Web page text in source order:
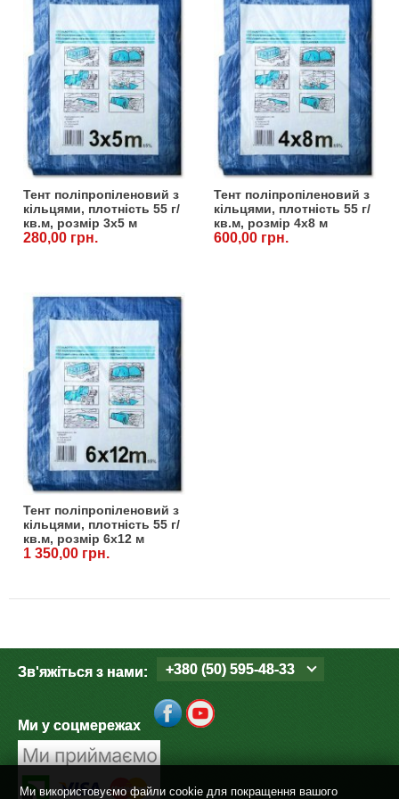
Тент поліпропіленовий з
кільцями, плотність 55 г/
кв.м, розмір 3x5 м
280,00 грн.
Тент поліпропіленовий з
кільцями, плотність 55 г/
кв.м, розмір 4x8 м
600,00 грн.
Тент поліпропіленовий з
кільцями, плотність 55 г/
кв.м, розмір 6x12 м
1 350,00 грн.
Зв'яжіться з нами: +380 (50) 595-48-33
Ми у соцмережах
Семена щавеля
Элитные семена в банках
Купить семена - хиты продаж
Архив
Ми використовуємо файли cookie для покращення вашого